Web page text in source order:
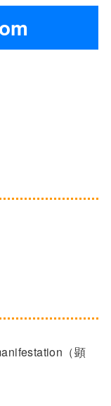
（顕